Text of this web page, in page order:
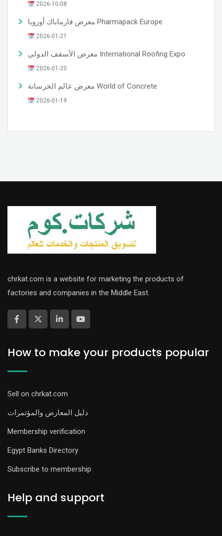
2026-10-08
معرض فارماباك أوروبا Pharmapack Europe
2026-01-21
معرض الأسقف الدولي International Roofing Expo
2026-01-20
معرض عالم الخرسانة World of Concrete
2026-01-19
chrkat.com is a website for marketing the products of
factories and companies in the Middle East.
How to make your products popular
Sell on chrkat.com
دليل المعارض والمؤتمرات
Membership verification
Egypt Banks Directory
Subscribe to membership
Help and support